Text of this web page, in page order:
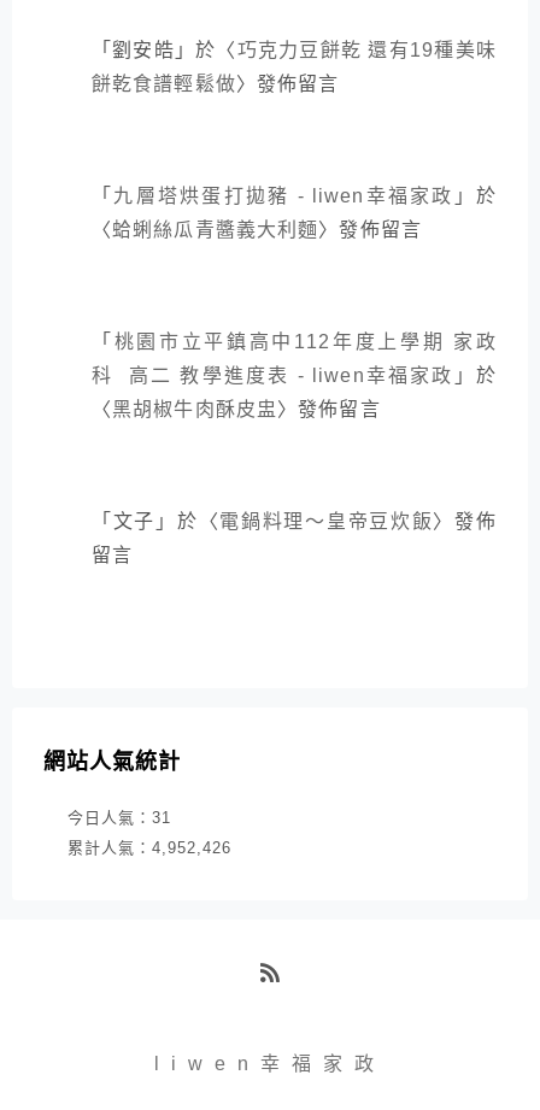
「劉安皓 」於〈巧克力豆餅乾 還有19種美味
餅乾食譜輕鬆做〉發佈留言
「 九層塔烘蛋打拋豬 - liwen幸福家政 」於
〈蛤蜊絲瓜青醬義大利麵〉發佈留言
「 桃園市立平鎮高中112年度上學期 家政
科 高二 教學進度表 - liwen幸福家政 」於
〈黑胡椒牛肉酥皮盅 〉發佈留言
「 文子 」於〈電鍋料理～皇帝豆炊飯〉發佈
留言
網站人氣統計
今日人氣： 31
累計人氣： 4,952,426
liwen幸福家政